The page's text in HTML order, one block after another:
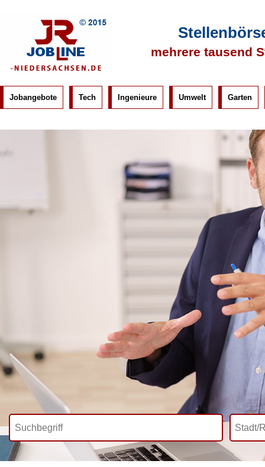
mehrere tausend
Jobangebote Tech Ingenieure Umwelt Garten